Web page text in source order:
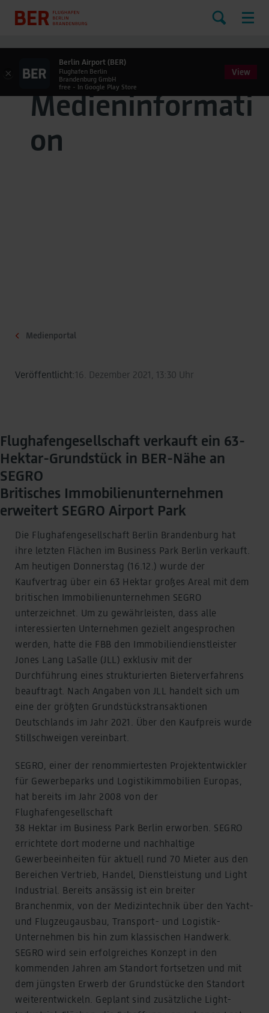
Medieninformati
on
Medienportal
Veröffentlicht:16. Dezember 2021, 13:30 Uhr
Flughafengesellschaft verkauft ein 63-
Hektar-Grundstück in BER-Nähe an
SEGRO
Britisches Immobilienunternehmen
erweitert SEGRO Airport Park
Die Flughafengesellschaft Berlin Brandenburg hat
ihre letzten Flächen im Business Park Berlin verkauft.
Am heutigen Donnerstag (16.12.) wurde der
Kaufvertrag über ein 63 Hektar großes Areal mit dem
britischen Immobilienunternehmen SEGRO
unterzeichnet. Um zu gewährleisten, dass alle
interessierten Unternehmen gezielt angesprochen
werden, hatte die FBB den Immobiliendienstleister
Jones Lang LaSalle (JLL) exklusiv mit der
Durchführung eines strukturierten Bieterverfahrens
beauftragt. Nach Angaben von JLL handelt sich um
eine der größten Grundstückstransaktionen
Deutschlands im Jahr 2021. Über den Kaufpreis wurde
Stillschweigen vereinbart.
SEGRO, einer der renommiertesten Projektentwickler
für Gewerbeparks und Logistikimmobilien Europas,
hat bereits im Jahr 2008 von der
Flughafengesellschaft
38 Hektar im Business Park Berlin erworben. SEGRO
errichtete dort moderne und nachhaltige
Gewerbeeinheiten für aktuell rund 70 Mieter aus den
Bereichen Vertrieb, Handel, Dienstleistung und Light
Industrial. Bereits ansässig ist ein breiter
Branchenmix, von der Medizintechnik über den Yacht-
und Flugzeugausbau, Transport- und Logistik-
Unternehmen bis hin zum klassischen Handwerk.
SEGRO wird sein erfolgreiches Konzept in den
kommenden Jahren am Standort fortsetzen und mit
dem jüngsten Erwerb der Grundstücke den Standort
weiterentwickeln. Geplant sind zusätzliche Light-
×
Berlin Airport (BER)
Flughafen Berlin
Brandenburg GmbH
free - In Google Play Store
View